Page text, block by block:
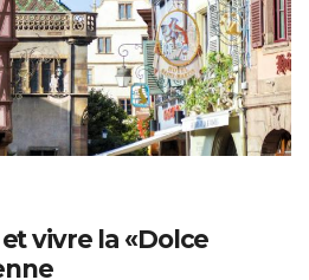
vivre la «Dolce